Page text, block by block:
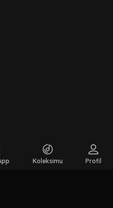
Koleksimu Profil